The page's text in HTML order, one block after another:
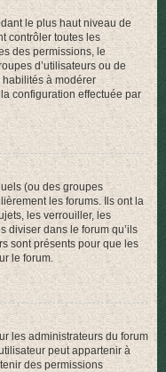
le plus haut niveau de
contrôler toutes les
des permissions, le
d’utilisateurs ou de
à modérer
configuration effectuée par
(ou des groupes
les forums. Ils ont la
les verrouiller, les
diviser dans le forum qu’ils
sont présents pour que les
le forum.
les administrateurs du forum
peut appartenir à
des permissions